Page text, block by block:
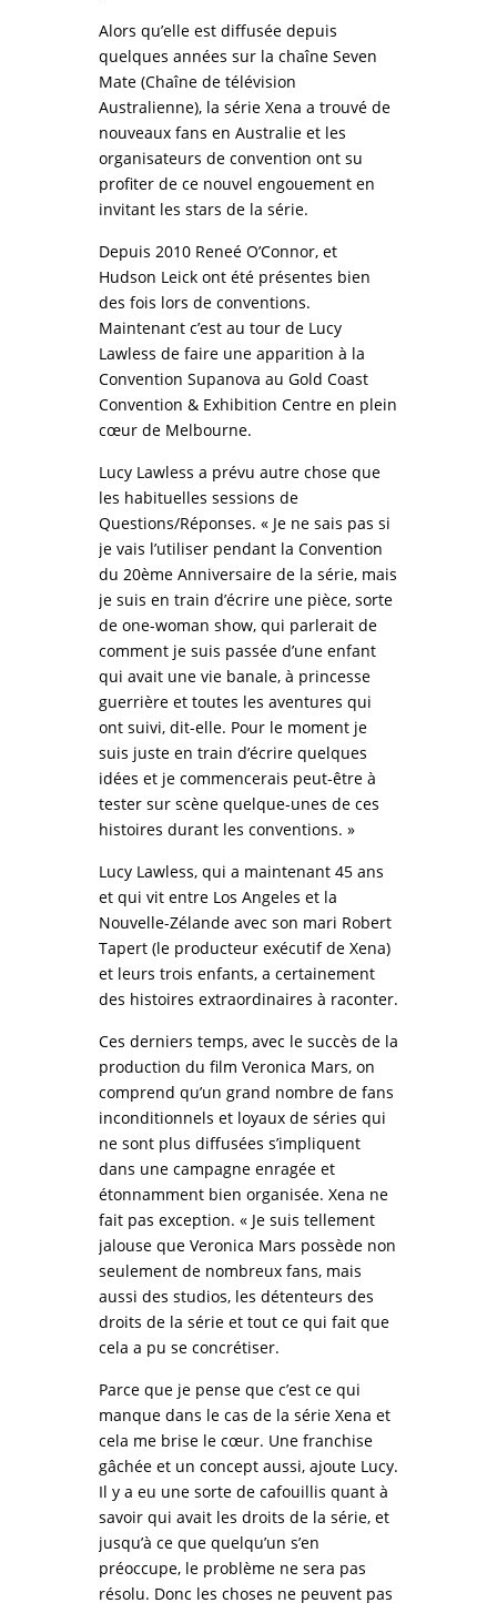
Alors qu’elle est diffusée depuis
quelques années sur la chaîne Seven
Mate (Chaîne de télévision
Australienne), la série Xena a trouvé de
nouveaux fans en Australie et les
organisateurs de convention ont su
profiter de ce nouvel engouement en
invitant les stars de la série.
Depuis 2010 Reneé O’Connor, et
Hudson Leick ont été présentes bien
des fois lors de conventions.
Maintenant c’est au tour de Lucy
Lawless de faire une apparition à la
Convention Supanova au Gold Coast
Convention & Exhibition Centre en plein
cœur de Melbourne.
Lucy Lawless a prévu autre chose que
les habituelles sessions de
Questions/Réponses. « Je ne sais pas si
je vais l’utiliser pendant la Convention
du 20ème Anniversaire de la série, mais
je suis en train d’écrire une pièce, sorte
de one-woman show, qui parlerait de
comment je suis passée d’une enfant
qui avait une vie banale, à princesse
guerrière et toutes les aventures qui
ont suivi, dit-elle. Pour le moment je
suis juste en train d’écrire quelques
idées et je commencerais peut-être à
tester sur scène quelque-unes de ces
histoires durant les conventions. »
Lucy Lawless, qui a maintenant 45 ans
et qui vit entre Los Angeles et la
Nouvelle-Zélande avec son mari Robert
Tapert (le producteur exécutif de Xena)
et leurs trois enfants, a certainement
des histoires extraordinaires à raconter.
Ces derniers temps, avec le succès de la
production du film Veronica Mars, on
comprend qu’un grand nombre de fans
inconditionnels et loyaux de séries qui
ne sont plus diffusées s’impliquent
dans une campagne enragée et
étonnamment bien organisée. Xena ne
fait pas exception. « Je suis tellement
jalouse que Veronica Mars possède non
seulement de nombreux fans, mais
aussi des studios, les détenteurs des
droits de la série et tout ce qui fait que
cela a pu se concrétiser.
Parce que je pense que c’est ce qui
manque dans le cas de la série Xena et
cela me brise le cœur. Une franchise
gâchée et un concept aussi, ajoute Lucy.
Il y a eu une sorte de cafouillis quant à
savoir qui avait les droits de la série, et
jusqu’à ce que quelqu’un s’en
préoccupe, le problème ne sera pas
résolu. Donc les choses ne peuvent pas